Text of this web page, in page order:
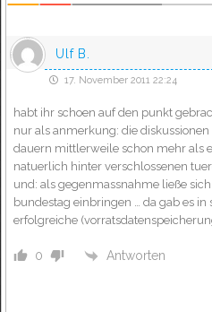
Ulf B.
17. November 2011 22:24
habt ihr schoen auf den punkt
nur als anmerkung: die
dauern mittlerweile schon mehr als
natuerlich hinter verschlossenen
und: als gegenmassnahme ließe
bundestag einbringen … da gab es in
erfolgreiche
0 Antworten